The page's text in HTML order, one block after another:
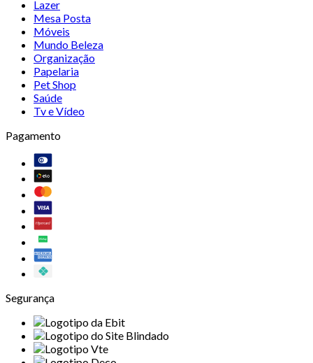
Lazer
Mesa Posta
Móveis
Mundo Beleza
Organização
Papelaria
Pet Shop
Saúde
Tv e Vídeo
Pagamento
Segurança